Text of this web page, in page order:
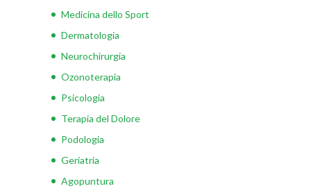
Medicina dello Sport
Dermatologia
Neurochirurgia
Ozonoterapia
Psicologia
Terapia del Dolore
Podologia
Geriatria
Agopuntura